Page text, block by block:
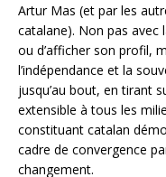
Artur Mas (et par les
catalane). Non pas
ou d’afficher son profil,
l’indépendance et la
jusqu’au bout, en tirant
extensible à tous les
constituant catalan
cadre de convergence
changement.